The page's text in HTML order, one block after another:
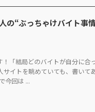
の“ぶっちゃけバイト事
！「結局どのバイトが自分に合
イトを眺めていても、書いて
今回は ...